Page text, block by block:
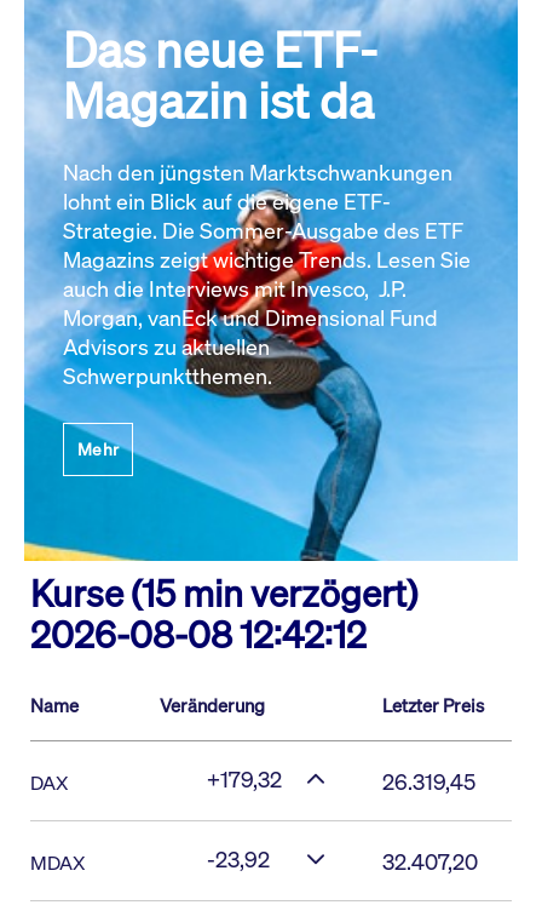
Das neue ETF-
Magazin ist da
Nach den jüngsten Marktschwankungen
lohnt ein Blick auf die eigene ETF-
Strategie. Die Sommer-Ausgabe des ETF
Magazins zeigt wichtige Trends. Lesen Sie
auch die Interviews mit Invesco, J.P.
Morgan, vanEck und Dimensional Fund
Advisors zu aktuellen
Schwerpunktthemen.
Mehr
Kurse (15 min verzögert)
2026-08-08 12:42:12
Name Veränderung Letzter Preis
DAX +179,32 26.319,45
MDAX -23,92 32.407,20